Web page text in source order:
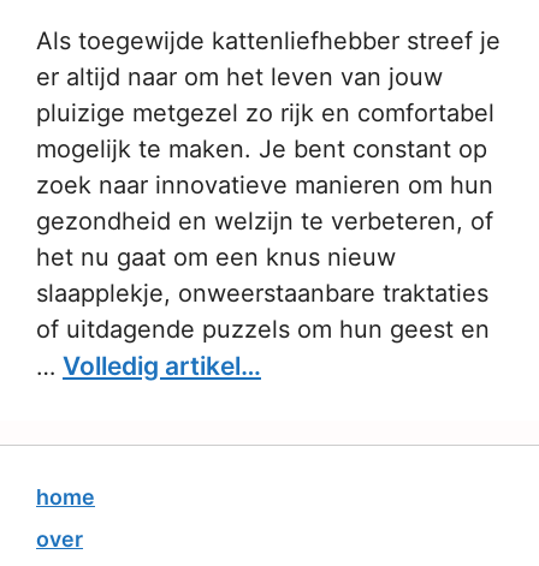
Als toegewijde kattenliefhebber streef je
er altijd naar om het leven van jouw
pluizige metgezel zo rijk en comfortabel
mogelijk te maken. Je bent constant op
zoek naar innovatieve manieren om hun
gezondheid en welzijn te verbeteren, of
het nu gaat om een knus nieuw
slaapplekje, onweerstaanbare traktaties
of uitdagende puzzels om hun geest en
… Volledig artikel…
home
over